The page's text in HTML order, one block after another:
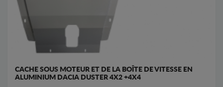
CACHE SOUS MOTEUR ET DE LA BOÎTE DE VITESSE EN
ALUMINIUM DACIA DUSTER 4X2 +4X4